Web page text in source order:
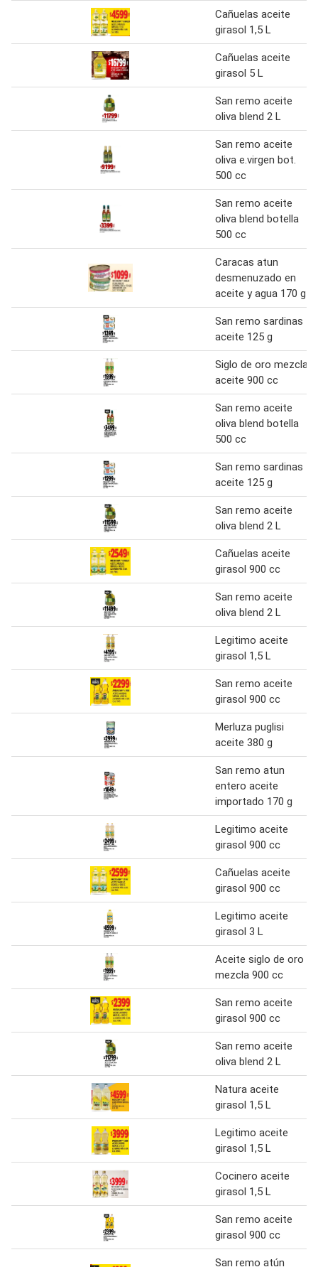
Cañuelas aceite
girasol 1,5 L
Cañuelas aceite
girasol 5 L
San remo aceite
oliva blend 2 L
San remo aceite
oliva e.virgen bot.
500 cc
San remo aceite
oliva blend botella
500 cc
Caracas atun
desmenuzado en
aceite y agua 170 g
San remo sardinas
aceite 125 g
Siglo de oro mezcla
aceite 900 cc
San remo aceite
oliva blend botella
500 cc
San remo sardinas
aceite 125 g
San remo aceite
oliva blend 2 L
Cañuelas aceite
girasol 900 cc
San remo aceite
oliva blend 2 L
Legitimo aceite
girasol 1,5 L
San remo aceite
girasol 900 cc
Merluza puglisi
aceite 380 g
San remo atun
entero aceite
importado 170 g
Legitimo aceite
girasol 900 cc
Cañuelas aceite
girasol 900 cc
Legitimo aceite
girasol 3 L
Aceite siglo de oro
mezcla 900 cc
San remo aceite
girasol 900 cc
San remo aceite
oliva blend 2 L
Natura aceite
girasol 1,5 L
Legitimo aceite
girasol 1,5 L
Cocinero aceite
girasol 1,5 L
San remo aceite
girasol 900 cc
San remo atún